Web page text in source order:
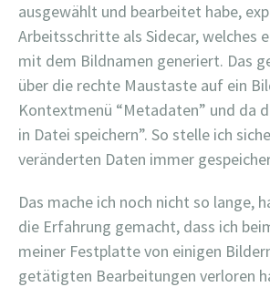
ausgewählt und bearbeitet habe,
Arbeitsschritte als Sidecar, welches
mit dem Bildnamen generiert. Das
über die rechte Maustaste auf ein
Kontextmenü “Metadaten” und da
in Datei speichern”. So stelle ich
veränderten Daten immer
Das mache ich noch nicht so lange,
die Erfahrung gemacht, dass ich
meiner Festplatte von einigen
getätigten Bearbeitungen verloren